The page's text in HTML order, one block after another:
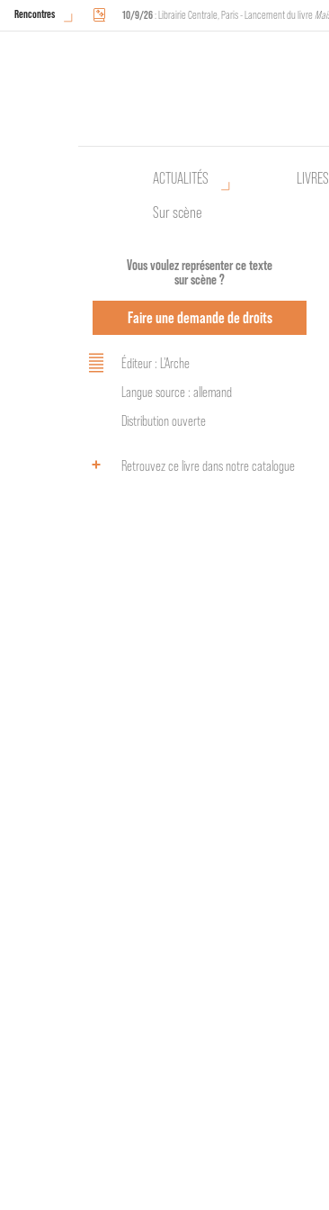
Rencontres 10/9/26: Librairie Centrale, Paris - Lancement du livre
: Halles de Schaerbeek, Bruxelles -
ACTUALITÉS LIVRES
Sur scène
Vous voulez représenter ce texte
sur scène ?
Faire une demande de droits
Éditeur : L'Arche
Langue source : allemand
Distribution ouverte
Retrouvez ce livre dans notre catalogue